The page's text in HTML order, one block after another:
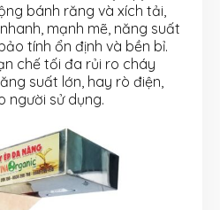
bánh răng và xích tải,
mạnh mẽ, năng suất
tính ổn định và bền bỉ.
chế tối đa rủi ro cháy
suất lớn, hay rò điện,
người sử dụng.